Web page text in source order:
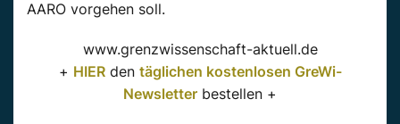
AARO vorgehen soll.
www.grenzwissenschaft-aktuell.de
+ HIERden täglichen kostenlosen GreWi-
Newsletter bestellen +